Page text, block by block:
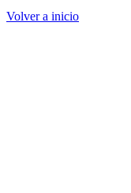
Volver a inicio